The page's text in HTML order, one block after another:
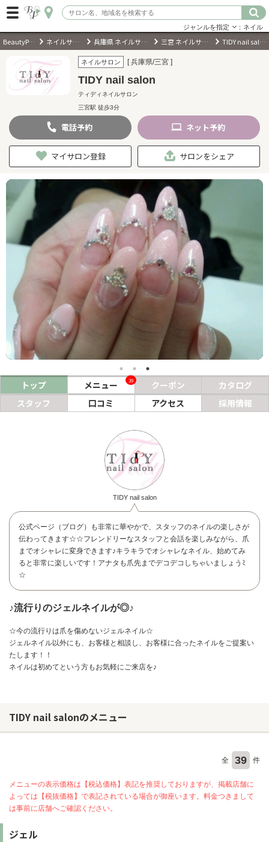
ログイン
会員登録（無料）
キーワード検索
ジャンルを選択
キーワードで検索
近くのサロンを探す
現在地から探す
ヘアサロン
ネイルサロン
まつげサロン
リラクゼーションサロン
美容クリニック
ジャンルを指定 ：ネイル
BeautyPark ネイルサロン 兵庫県 ネイルサロン 三宮 ネイルサロン TIDY nail salon
ネイルサロン [ 兵庫県/三宮 ]
TIDY nail salon
ティディネイルサロン
三宮駅 徒歩3分
電話予約 ネット予約
マイサロン登録 サロンをシェア
トップ メニュー 39 クーポン
カタログ
スタッフ
口コミ アクセス 採用情報
TIDY nail salon
公式ページ（ブログ）も非常に華やかで、スタッフのネイルの楽しさが
伝わってきます☆☆フレンドリーなスタッフと会話を楽しみながら、爪
までオシャレに変身できます♪キラキラでオシャレなネイル、始めてみ
ると非常に楽しいです！アナタも爪先までデコデコしちゃいましょうﾐ
☆
♪流行りのジェルネイルが◎♪
☆今の流行りは爪を傷めないジェルネイル☆
ジェルネイル以外にも、お客様と相談し、お客様に合ったネイルをご提案い
たします！！
ネイルは初めてという方もお気軽にご来店を♪
TIDY nail salonのメニュー
全 39 件
メニューの表示価格は【税込価格】表記を推奨しておりますが、掲載店舗に
よっては【税抜価格】で表記されている場合が御座います。料金つきまして
は事前に店舗へご確認ください。
ジェル